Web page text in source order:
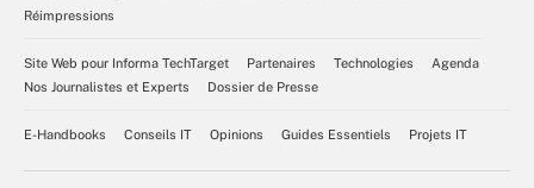
Réimpressions
Site Web pour Informa TechTarget Partenaires Technologies
Agenda
Nos Journalistes et Experts
Dossier de Presse
E-Handbooks Conseils IT Opinions Guides Essentiels Projets IT